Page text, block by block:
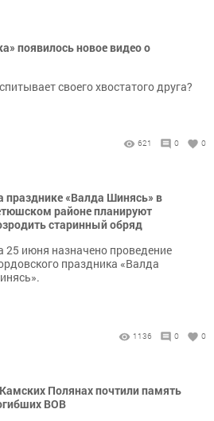
появилось новое видео о
своего хвостатого друга?
621 0 0
празднике «Валда Шинясь» в
районе планируют
старинный обряд
25 июня назначено проведение
праздника «Валда
1136 0 0
Полянах почтили память
ВОВ